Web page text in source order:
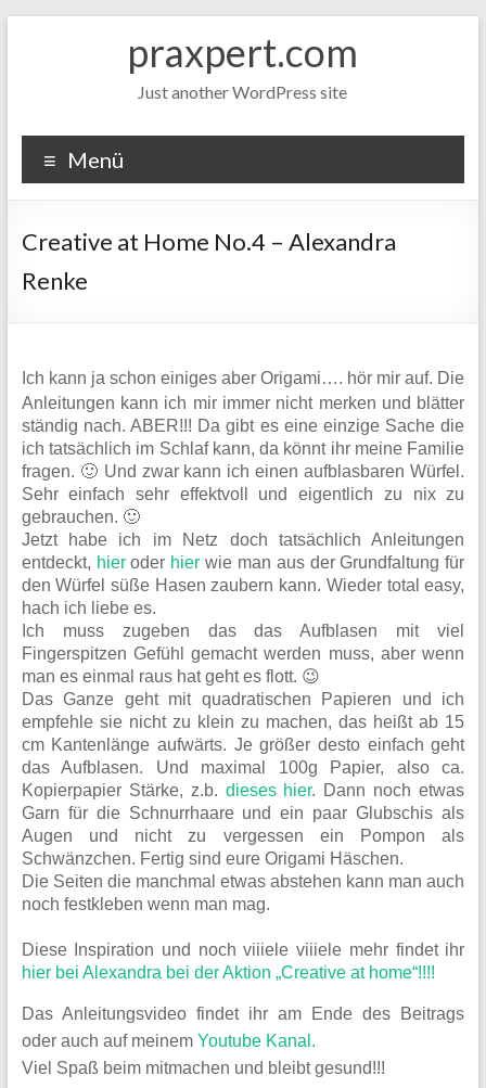
praxpert.com
Just another WordPress site
Menü
Creative at Home No.4 – Alexandra
Renke
Ich kann ja schon einiges aber Origami…. hör mir auf. Die
Anleitungen kann ich mir immer nicht merken und blätter
ständig nach. ABER!!! Da gibt es eine einzige Sache die
ich tatsächlich im Schlaf kann, da könnt ihr meine Familie
fragen. 🙂 Und zwar kann ich einen aufblasbaren Würfel.
Sehr einfach sehr effektvoll und eigentlich zu nix zu
gebrauchen. 🙂
Jetzt habe ich im Netz doch tatsächlich Anleitungen
entdeckt, hieroder hier wie man aus der Grundfaltung für
den Würfel süße Hasen zaubern kann. Wieder total easy,
hach ich liebe es.
Ich muss zugeben das das Aufblasen mit viel
Fingerspitzen Gefühl gemacht werden muss, aber wenn
man es einmal raus hat geht es flott. 😉
Das Ganze geht mit quadratischen Papieren und ich
empfehle sie nicht zu klein zu machen, das heißt ab 15
cm Kantenlänge aufwärts. Je größer desto einfach geht
das Aufblasen. Und maximal 100g Papier, also ca.
Kopierpapier Stärke, z.b. dieses hier. Dann noch etwas
Garn für die Schnurrhaare und ein paar Glubschis als
Augen und nicht zu vergessen ein Pompon als
Schwänzchen. Fertig sind eure Origami Häschen.
Die Seiten die manchmal etwas abstehen kann man auch
noch festkleben wenn man mag.
Diese Inspiration und noch viiiele viiiele mehr findet ihr
hier bei Alexandra bei der Aktion „Creative at home“!!!!
Das Anleitungsvideo findet ihr am Ende des Beitrags
oder auch auf meinem Youtube Kanal.
Viel Spaß beim mitmachen und bleibt gesund!!!